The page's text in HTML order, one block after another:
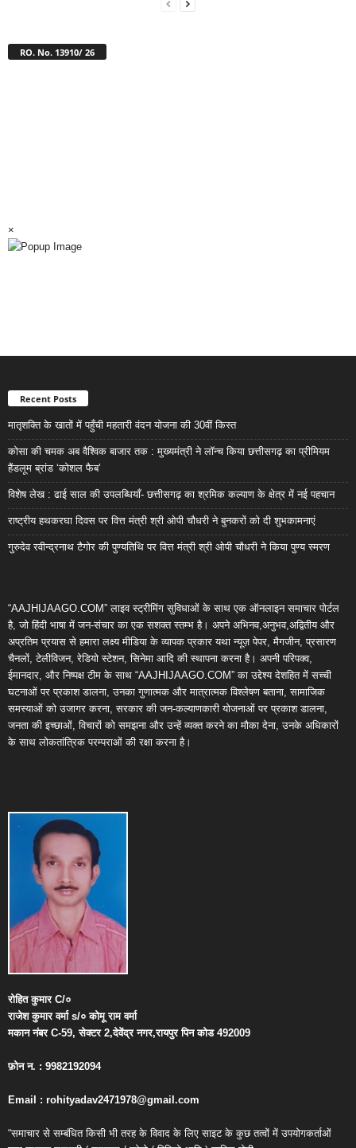
RO. No. 13910/ 26
×
Recent Posts
मातृशक्ति के खातों में पहुँची महतारी वंदन योजना की 30वीं किस्त
कोसा की चमक अब वैश्विक बाजार तक : मुख्यमंत्री ने लॉन्च किया छत्तीसगढ़ का प्रीमियम
हैंडलूम ब्रांड ‘कोशल फैब’
विशेष लेख : ढाई साल की उपलब्धियाँ- छत्तीसगढ़ का श्रमिक कल्याण के क्षेत्र में नई पहचान
राष्ट्रीय हथकरघा दिवस पर वित्त मंत्री श्री ओपी चौधरी ने बुनकरों को दी शुभकामनाएं
गुरुदेव रवीन्द्रनाथ टैगोर की पुण्यतिथि पर वित्त मंत्री श्री ओपी चौधरी ने किया पुण्य स्मरण
“AAJHIJAAGO.COM” लाइव स्ट्रीमिंग सुविधाओं के साथ एक ऑनलाइन समाचार पोर्टल
है, जो हिंदी भाषा में जन-संचार का एक सशक्त स्तम्भ है। अपने अभिनव,अनुभव,अद्वितीय और
अप्रतिम प्रयास से हमारा लक्ष्य मीडिया के व्यापक प्रकार यथा न्यूज़ पेपर, मैगजीन, प्रसारण
चैनलों, टेलीविजन, रेडियो स्टेशन, सिनेमा आदि की स्थापना करना है। अपनी परिपक्व,
ईमानदार, और निष्पक्ष टीम के साथ “AAJHIJAAGO.COM” का उद्देश्य देशहित में सच्ची
घटनाओं पर प्रकाश डालना, उनका गुणात्मक और मात्रात्मक विश्लेषण बताना, सामाजिक
समस्याओं को उजागर करना, सरकार की जन-कल्याणकारी योजनाओं पर प्रकाश डालना,
जनता की इच्छाओं, विचारों को समझना और उन्हें व्यक्त करने का मौका देना, उनके अधिकारों
के साथ लोकतांत्रिक परम्पराओं की रक्षा करना है।
रोहित कुमारC/०
राजेश कुमार वर्माs/० कोमू राम वर्मा
मकान नंबरC-59,सेक्टर2,देवेंद्र नगर,रायपुर पिन कोड492009
फ़ोन न. : 9982192094
Email : rohityadav2471978@gmail.com
“समाचार से सम्बंधित किसी भी तरह के विवाद के लिए साइट के कुछ तत्वों में उपयोगकर्ताओं